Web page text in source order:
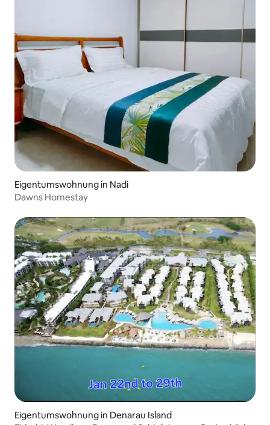
Eigentumswohnung in Nadi
Dawns Homestay
Eigentumswohnung in Denarau Island